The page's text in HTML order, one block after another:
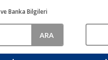
Banka Bilgileri
ARA